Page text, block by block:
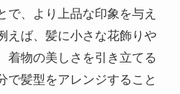
で、より上品な印象を与え
えば、髪に小さな花飾りや
着物の美しさを引き立てる
で髪型をアレンジすること